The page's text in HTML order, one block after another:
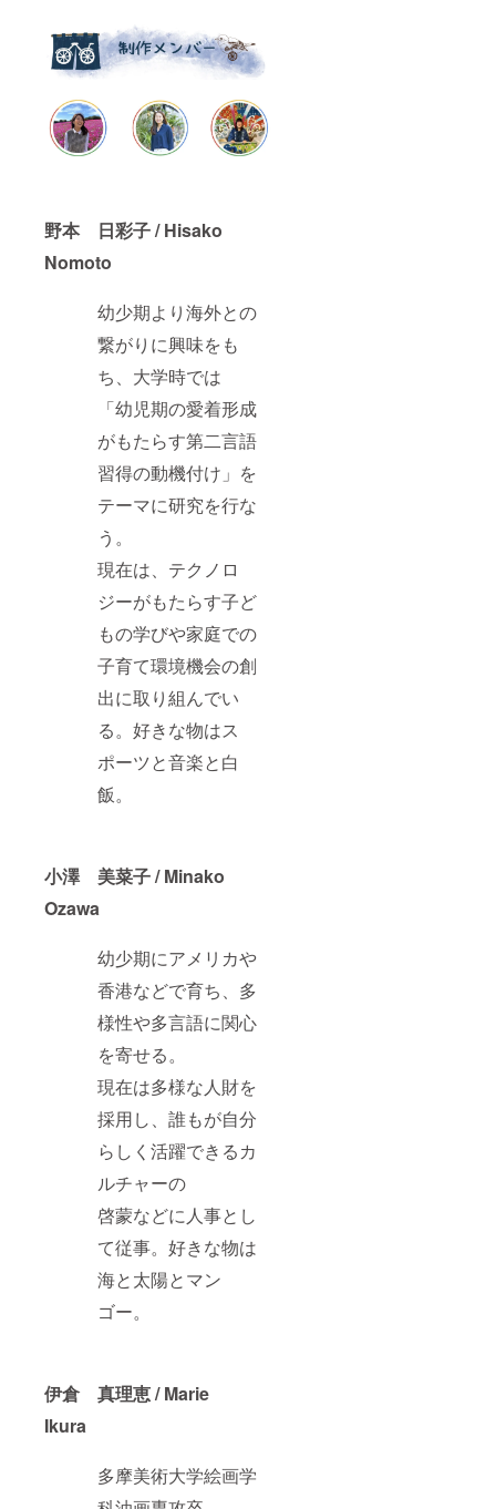
野本 日彩子 / Hisako
Nomoto
幼少期より海外との
繋がりに興味をも
ち、大学時では
「幼児期の愛着形成
がもたらす第二言語
習得の動機付け」を
テーマに研究を行な
う。
現在は、テクノロ
ジーがもたらす子ど
もの学びや家庭での
子育て環境機会の創
出に取り組んでい
る。好きな物はス
ポーツと音楽と白
飯。
小澤 美菜子 / Minako
Ozawa
幼少期にアメリカや
香港などで育ち、多
様性や多言語に関心
を寄せる。
現在は多様な人財を
採用し、誰もが自分
らしく活躍できるカ
ルチャーの
啓蒙などに人事とし
て従事。好きな物は
海と太陽とマン
ゴー。
伊倉 真理恵 / Marie
Ikura
多摩美術大学絵画学